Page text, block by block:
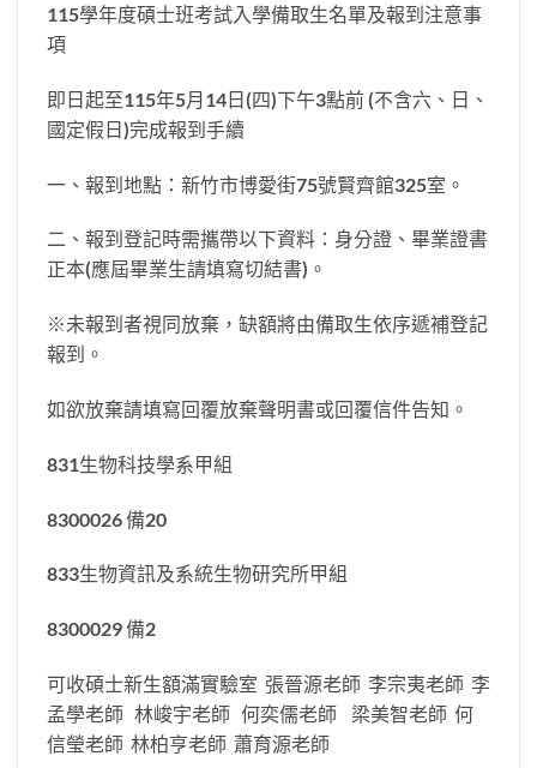
115學年度碩士班考試入學備取生名單及報到注意事
項
即日起至115年5月14日(四)下午3點前 (不含六、日、
國定假日)完成報到手續
一、報到地點：新竹市博愛街75號賢齊館325室。
二、報到登記時需攜帶以下資料：身分證、畢業證書
正本(應屆畢業生請填寫切結書)。
※未報到者視同放棄，缺額將由備取生依序遞補登記
報到。
如欲放棄請填寫回覆放棄聲明書或回覆信件告知。
831生物科技學系甲組
8300026 備20
833生物資訊及系統生物研究所甲組
8300029 備2
可收碩士新生額滿實驗室 張晉源老師 李宗夷老師 李
孟學老師 林峻宇老師 何奕儒老師 梁美智老師 何
信瑩老師 林柏亨老師 蕭育源老師